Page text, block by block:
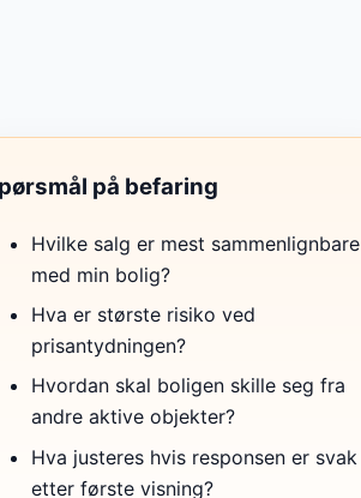
på befaring
Hvilke salg er mest sammenlignbare
med min bolig?
Hva er største risiko ved
prisantydningen?
Hvordan skal boligen skille seg fra
andre aktive objekter?
Hva justeres hvis responsen er svak
etter første visning?